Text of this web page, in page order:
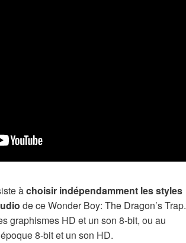
àchoisir indépendamment les styles
de ce Wonder Boy: The Dragon’s Trap.
graphismes HD et un son 8-bit, ou au
8-bit et un son HD.